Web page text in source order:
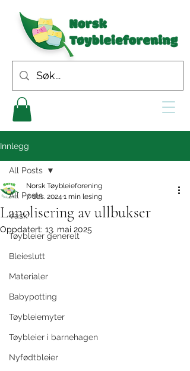
Innlegg
All Posts
Vask
Tøybleier generelt
Bleieslutt
Materialer
Babypotting
Tøybleiemyter
Tøybleier i barnehagen
Nyfødtbleier
All Posts
Lanolisering av ullbukser
Norsk Tøybleieforening
7. des. 2024 1 min lesing
Oppdatert: 13. mai 2025